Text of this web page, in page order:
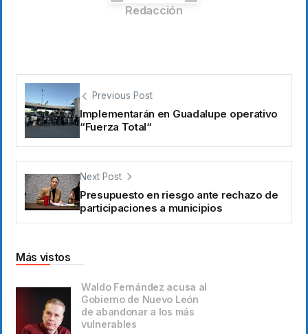
Redacción
Previous Post
Implementarán en Guadalupe operativo
“Fuerza Total“
Next Post
Presupuesto en riesgo ante rechazo de
participaciones a municipios
Más vistos
Waldo Fernández acusa al
Gobierno de Nuevo León
de abandonar a los más
vulnerables